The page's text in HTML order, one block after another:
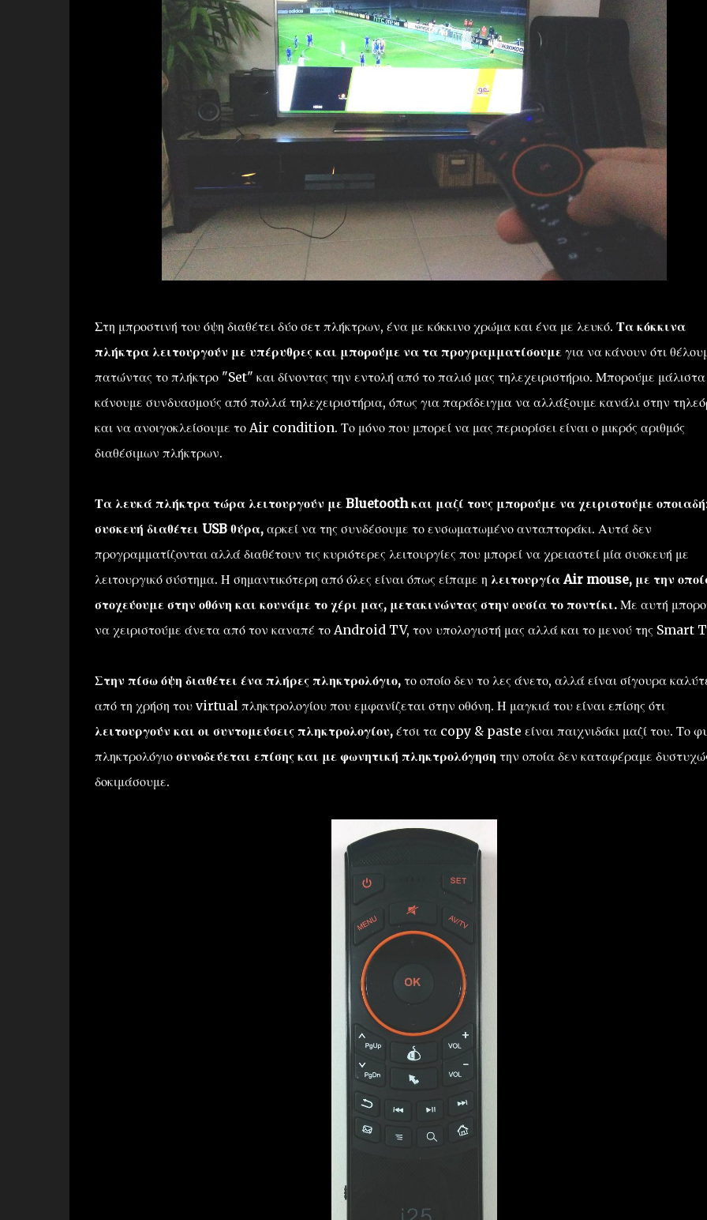
Στη μπροστινή του όψη διαθέτει δύο σετ πλήκτρων, ένα με κόκκινο χρώμα και ένα με λευκό. Τα κόκκινα
πλήκτρα λειτουργούν με υπέρυθρες και μπορούμε να τα προγραμματίσουμεγια να κάνουν ότι
πατώντας το πλήκτρο "Set" και δίνοντας την εντολή από το παλιό μας τηλεχειριστήριο. Μπορούμε
κάνουμε συνδυασμούς από πολλά τηλεχειριστήρια, όπως για παράδειγμα να αλλάξουμε κανάλι στην
και να ανοιγοκλείσουμε το Air condition. Το μόνο που μπορεί να μας περιορίσει είναι ο μικρός αριθμός
διαθέσιμων πλήκτρων.
Τα λευκά πλήκτρα τώρα λειτουργούν με Bluetooth και μαζί τους μπορούμε να χειριστούμε
συσκευή διαθέτει USB θύρα,αρκεί να της συνδέσουμε το ενσωματωμένο ανταπτοράκι. Αυτά δεν
προγραμματίζονται αλλά διαθέτουν τις κυριότερες λειτουργίες που μπορεί να χρειαστεί μία συσκευή με
λειτουργικό σύστημα. Η σημαντικότερη από όλες είναι όπως είπαμε η λειτουργία Air mouse, με την
στοχεύουμε στην οθόνη και κουνάμε το χέρι μας, μετακινώντας στην ουσία το ποντίκι. Με αυτή
να χειριστούμε άνετα από τον καναπέ το Android TV, τον υπολογιστή μας αλλά και το μενού της Smart
Στην πίσω όψη διαθέτει ένα πλήρες πληκτρολόγιο, το οποίο δεν το λες άνετο, αλλά είναι σίγουρα
από τη χρήση του virtual πληκτρολογίου που εμφανίζεται στην οθόνη. Η μαγκιά του είναι επίσης ότι
λειτουργούν και οι συντομεύσεις πληκτρολογίου,έτσι τα copy & paste είναι παιχνιδάκι μαζί του. Το
πληκτρολόγιο συνοδεύεται επίσης και με φωνητική πληκτρολόγηση την οποία δεν καταφέραμε
δοκιμάσουμε.